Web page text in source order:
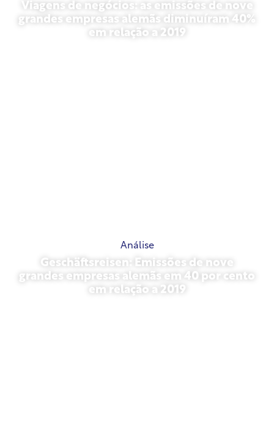
Viagens de negócios: as emissões de nove
grandes empresas alemãs diminuíram 40%
em relação a 2019
Análise
Geschäftsreisen: Emissões de nove
grandes empresas alemãs em 40 por cento
em relação a 2019